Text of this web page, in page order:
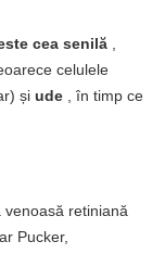
cea senilă ,
celulele
și ude , în timp ce
venoasă retiniană
Pucker,